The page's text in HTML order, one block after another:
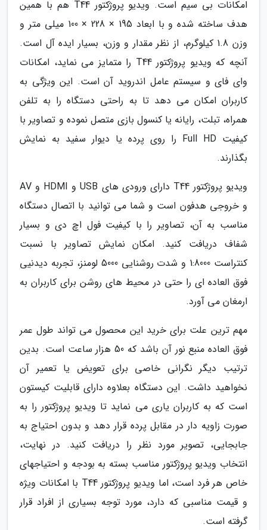
امکانات بی سیم است. ویدیو پروژکتور T44 هم با همین
هدف ساخته شده و با ابعاد 195 × 228 × 100 میلی متر و
وزن 1.8 کیلوگرم، از نظر مقدار و وزن، بسیار ایده آل است.
آنچه که ویدیو پروژکتور T44 را متمایز می نماید، امکانات
وای فای و سیستم عامل اندروید آن است. این ویژگی به
کاربران امکان می دهد تا به راحتی دستگاه را به تلفن
همراه، تبلت، رایانه یا کنسول بازی متصل نموده و تصاویر با
کیفیت Full HD را روی پرده یا دیوار سفید به نمایش
بگذارند.
ویدیو پروژکتور T44 دارای ورودی های USB و HDMI و AV
و خروجی هدفون است و شما می توانید با اتصال دستگاه
مناسب به آن، تصاویر را با کیفیت فول اچ دی و بسیار
شفاف دریافت کنید. امکان نمایش تصاویر با نسبت
کنتراست 1:8000 و شدت روشنایی 5000 لومنز، تجربه دیدنیی
فوق العاده ای را حتی در محیط های روشن برای کاربران به
ارمغان می آورد.
مهم ترین علت برای خرید این محصول می تواند طول عمر
فوق العاده منبع نور آن باشد که 50 هزار ساعت است. بدین
ترتیب دیگر نگرانی خاصی برای تعویض یا تعمیر آن
نخواهید داشت. این دستگاه بعلاوه دارای قابلیت کیستون
است که به کاربران یاری می نماید تا ویدیو پروژکتور را به
صورت زاویه دار در مقابل پرده قرار دهد و بدون احتیاج به
جابجایی، تصویر مورد نظر را دریافت کنید. در نهایت،
انتخاب ویدیو پروژکتور مناسب بسته به بودجه و احتیاجهای
خاص هر فرد است، اما ویدیو پروژکتور T44 با امکانات ویژه
و قیمت مناسبی که دارد، مورد توجه بسیاری از افراد قرار
گرفته است.